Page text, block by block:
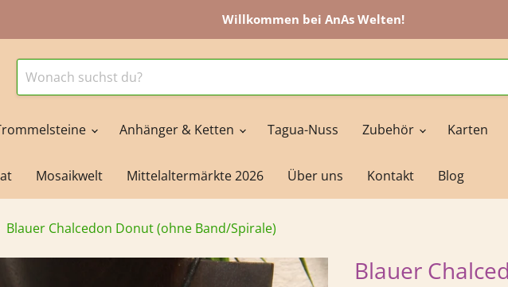
Willkommen bei AnAs Welten!
Anhänger & Ketten Tagua-Nuss Zubehör Karten
Mosaikwelt Mittelaltermärkte 2026 Über uns Kontakt Blog
Blauer Chalcedon Donut (ohne Band/Spirale)
Blauer